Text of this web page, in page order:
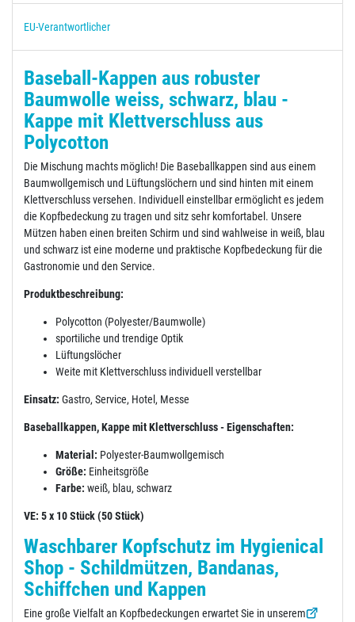
EU-Verantwortlicher
Baseball-Kappen aus robuster
Baumwolle weiss, schwarz, blau -
Kappe mit Klettverschluss aus
Polycotton
Die Mischung machts möglich! Die Baseballkappen sind aus einem
Baumwollgemisch und Lüftungslöchern und sind hinten mit einem
Klettverschluss versehen. Individuell einstellbar ermöglicht es jedem
die Kopfbedeckung zu tragen und sitz sehr komfortabel. Unsere
Mützen haben einen breiten Schirm und sind wahlweise in weiß, blau
und schwarz ist eine moderne und praktische Kopfbedeckung für die
Gastronomie und den Service.
Produktbeschreibung:
Polycotton (Polyester/Baumwolle)
sportiliche und trendige Optik
Lüftungslöcher
Weite mit Klettverschluss individuell verstellbar
Einsatz: Gastro, Service, Hotel, Messe
Baseballkappen, Kappe mit Klettverschluss - Eigenschaften:
Material: Polyester-Baumwollgemisch
Größe: Einheitsgröße
Farbe: weiß, blau, schwarz
VE: 5 x 10 Stück (50 Stück)
Waschbarer Kopfschutz im Hygienical
Shop - Schildmützen, Bandanas,
Schiffchen und Kappen
Eine große Vielfalt an Kopfbedeckungen erwartet Sie in unserem